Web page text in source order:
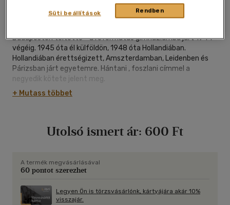
magyar nyelvű|fűzve
Budapesten töltötte - a református gimnáziumba járt 1944
végéig. 1945 óta él külföldön, 1948 óta Hollandiában.
Hollandiában érettségizett, Amszterdamban, Leidenben és
Párizsban járt egyetemre. Hántani , foszlani címmel a
negyedik kötete jelent meg.
+ Mutass többet
Utolsó ismert ár: 600 Ft
A termék megvásárlásával
60 pontot szerezhet
Legyen Ön is törzsvásárlónk, kártyájára akár 10%
visszajár.
Rendben
Süti beállítások